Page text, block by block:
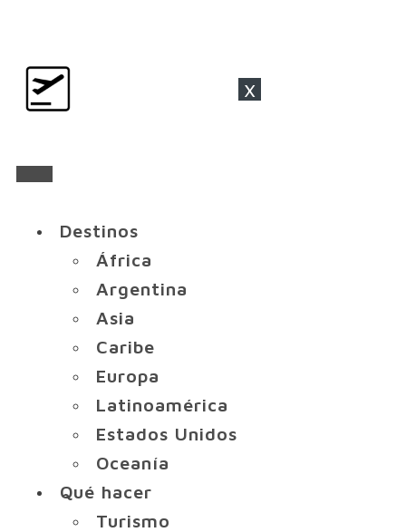
x
Destinos
África
Argentina
Asia
Caribe
Europa
Latinoamérica
Estados Unidos
Oceanía
Qué hacer
Turismo